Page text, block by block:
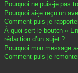
Pourquoi ne puis-je pas
Pourquoi ai-je reçu un
Comment puis-je
À quoi sert le bouton «
rédaction d’un sujet ?
Pourquoi mon message
Comment puis-je